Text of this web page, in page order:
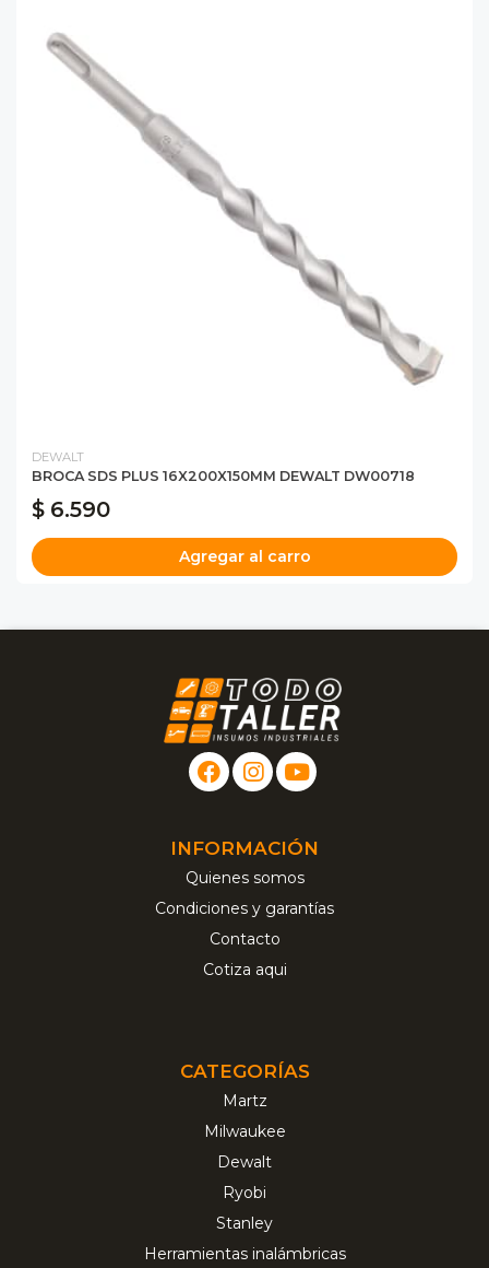
DEWALT
BROCA SDS PLUS 16X200X150MM DEWALT DW00718
$ 6.590
Agregar al carro
INFORMACIÓN
Quienes somos
Condiciones y garantías
Contacto
Cotiza aqui
CATEGORÍAS
Martz
Milwaukee
Dewalt
Ryobi
Stanley
Herramientas inalámbricas